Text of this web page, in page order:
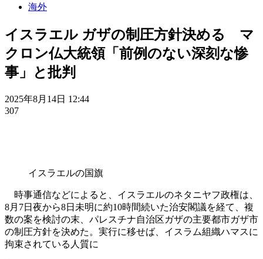
海外
イスラエル ガザの制圧方針決める マ
クロン仏大統領「前例のない深刻な惨
事」と批判
2025年8月14日 12:44
307
イスラエルの国旗
時事通信などによると、イスラエルのネタニヤフ政権は、
8月7日夜から8日未明に約10時間続いた治安閣議を経て、複
数の案を検討の末、パレスチナ自治区ガザの主要都市ガザ市
の制圧方針を決めた。実行に移せば、イスラム組織ハマスに
拘束されている人質に